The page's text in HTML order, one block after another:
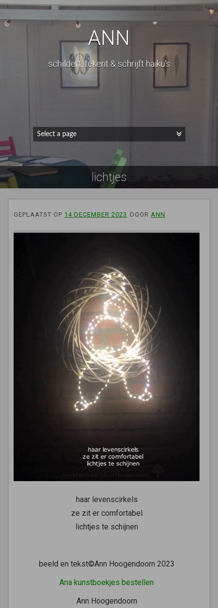
ANN
schildert, tekent & schrijft haiku's
lichtjes
GEPLAATST OP 14 DECEMBER 2023 DOOR ANN
haar levenscirkels
ze zit er comfortabel
lichtjes te schijnen
beeld en tekst©Ann Hoogendoorn 2023
Ana kunstboekjes bestellen
Ann Hoogendoorn